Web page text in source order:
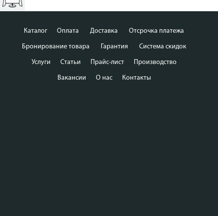
Каталог Оплата Доставка Отсрочка платежа
Бронирование товара Гарантия Система скидок
Услуги Статьи Прайс-лист Производство
Вакансии О нас Контакты